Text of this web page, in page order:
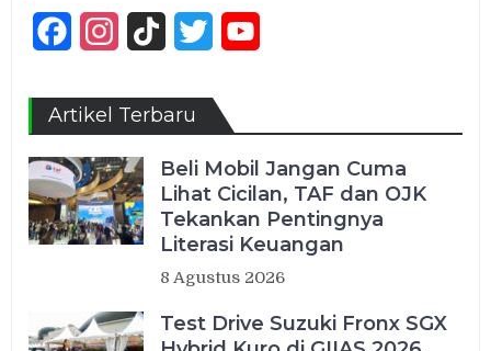
FacebookInstagram
TikTok Twitter
Artikel Terbaru
Beli Mobil Jangan Cuma
Lihat Cicilan, TAF dan OJK
Tekankan Pentingnya
Literasi Keuangan
8 Agustus 2026
Test Drive Suzuki Fronx SGX